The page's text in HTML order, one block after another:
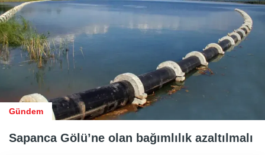
Gündem
Sapanca Gölü’ne olan bağımlılık azaltılmalı